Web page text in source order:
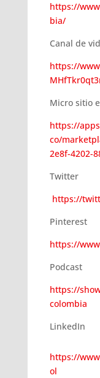
https://
bia/
Canal de
https://
Micro sitio
https://
co/
2e8f-4202-
Twitter
https://
Pinterest
https://
Podcast
https://
colombia
LinkedIn
https://
ol